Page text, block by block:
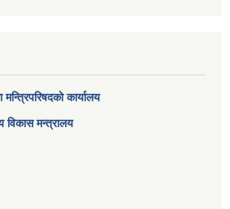
कार्यालय
विकास मन्त्रालय